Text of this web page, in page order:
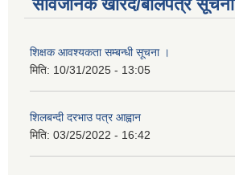
सार्वजनिक खरिद/बोलपत्र सूचना
शिक्षक आवश्यकता सम्बन्धी सूचना ।
मिति: 10/31/2025 - 13:05
शिलबन्दी दरभाउ पत्र आह्वान
मिति: 03/25/2022 - 16:42